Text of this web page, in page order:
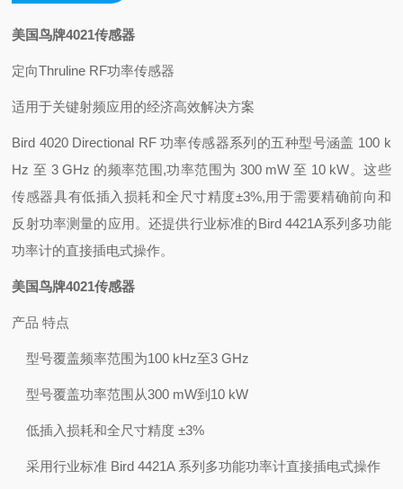
美国鸟牌4021传感器
定向Thruline RF功率传感器
适用于关键射频应用的经济高效解决方案
Bird 4020 Directional RF 功率传感器系列的五种型号涵盖 100 k
Hz 至 3 GHz 的频率范围,功率范围为 300 mW 至 10 kW。这些
传感器具有低插入损耗和全尺寸精度±3%,用于需要精确前向和
反射功率测量的应用。还提供行业标准的Bird 4421A系列多功能
功率计的直接插电式操作。
美国鸟牌4021传感器
产品 特点
型号覆盖频率范围为100 kHz至3 GHz
型号覆盖功率范围从300 mW到10 kW
低插入损耗和全尺寸精度 ±3%
采用行业标准 Bird 4421A 系列多功能功率计直接插电式操作